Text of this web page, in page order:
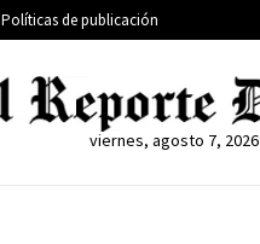
Políticas de publicación
viernes, agosto 7, 2026